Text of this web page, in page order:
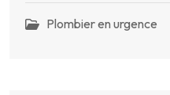
Plombier en urgence